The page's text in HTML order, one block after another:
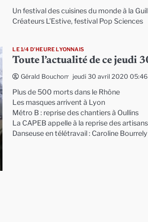
Un festival des cuisines du monde à la
Créateurs L’Estive, festival Pop Sciences
LE 1/4 D'HEURE LYONNAIS
Toute l’actualité de ce jeudi
Gérald Bouchon jeudi 30 avril 2020 05:46
Plus de 500 morts dans le Rhône
Les masques arrivent à Lyon
Métro B : reprise des chantiers à Oullins
La CAPEB appelle à la reprise des artisans
Danseuse en télétravail : Caroline